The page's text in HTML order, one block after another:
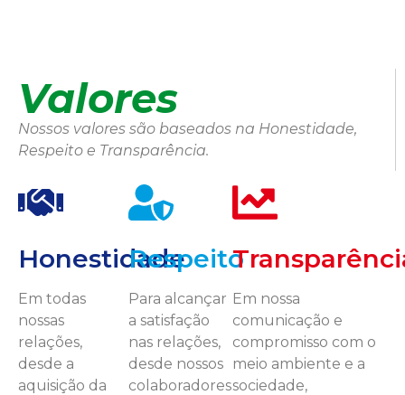
Valores
Nossos valores são baseados na Honestidade,
Respeito e Transparência.
Honestidade
Em todas
nossas
relações,
desde a
aquisição da
Respeito
Para alcançar
a satisfação
nas relações,
desde nossos
colaboradores
Em nossa
comunicação e
compromisso com o
meio ambiente e a
sociedade,